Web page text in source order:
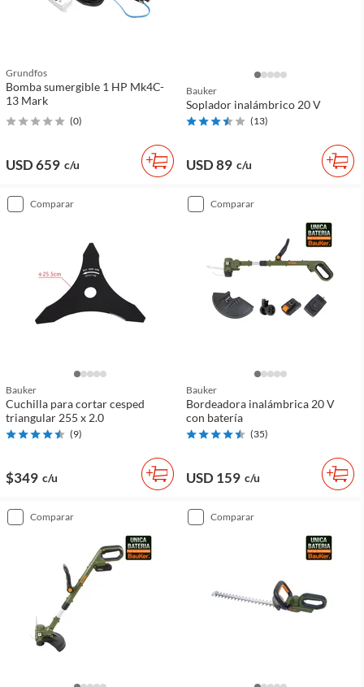
Grundfos
Bomba sumergible 1 HP Mk4C-
13 Mark
(0)
USD 659 c/u
Bauker
Soplador inalámbrico 20 V
(13)
USD 89 c/u
comparar
Bauker
Cuchilla para cortar cesped
triangular 255 x 2.0
(9)
$349 c/u
comparar
Bauker
Bordeadora inalámbrica 20 V
con batería
(35)
USD 159 c/u
comparar comparar